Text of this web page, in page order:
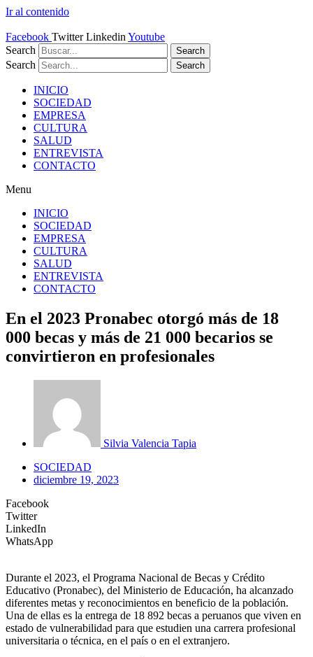
Ir al contenido
Facebook Twitter Linkedin Youtube
Search
Search
Search Search
INICIO
SOCIEDAD
EMPRESA
CULTURA
SALUD
ENTREVISTA
CONTACTO
Menu
INICIO
SOCIEDAD
EMPRESA
CULTURA
SALUD
ENTREVISTA
CONTACTO
En el 2023 Pronabec otorgó más de 18
000 becas y más de 21 000 becarios se
convirtieron en profesionales
Silvia Valencia Tapia
SOCIEDAD
diciembre 19, 2023
Facebook
Twitter
LinkedIn
WhatsApp
Durante el 2023, el Programa Nacional de Becas y Crédito
Educativo (Pronabec), del Ministerio de Educación, ha alcanzado
diferentes metas y reconocimientos en beneficio de la población.
Una de ellas es la entrega de 18 892 becas a peruanos que viven en
estado de vulnerabilidad para que estudien una carrera profesional
universitaria o técnica, en el país o en el extranjero.